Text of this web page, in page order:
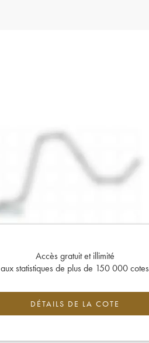
Accès gratuit et illimité
aux statistiques de plus de 150 000 cotes
DÉTAILS DE LA COTE